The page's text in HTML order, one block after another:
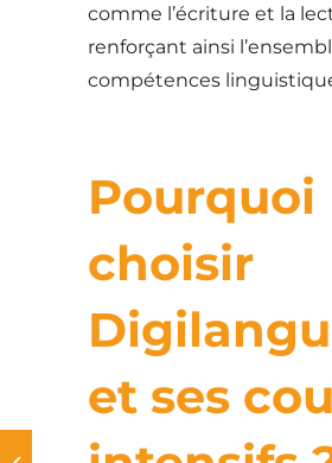
comme l’écriture et la
renforçant ainsi
compétences
Pourquoi
choisir
et ses